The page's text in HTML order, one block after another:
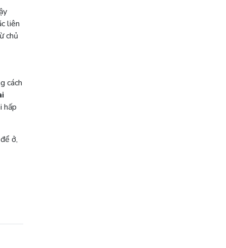
liên
chủ
cách
hấp
ở,